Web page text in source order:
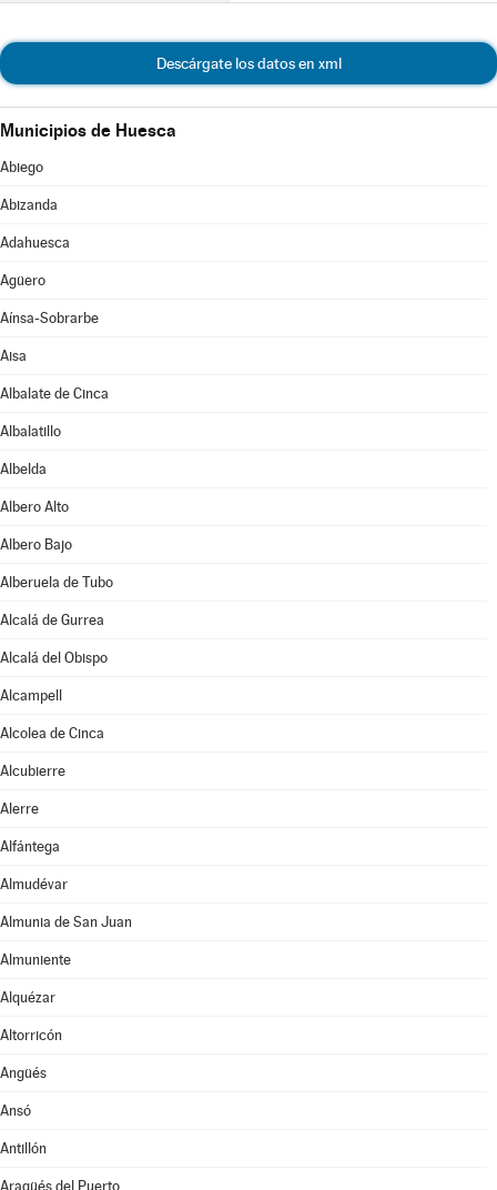
Descárgate los datos en xml
Municipios de Huesca
Abiego
Abizanda
Adahuesca
Agüero
Aínsa-Sobrarbe
Aisa
Albalate de Cinca
Albalatillo
Albelda
Albero Alto
Albero Bajo
Alberuela de Tubo
Alcalá de Gurrea
Alcalá del Obispo
Alcampell
Alcolea de Cinca
Alcubierre
Alerre
Alfántega
Almudévar
Almunia de San Juan
Almuniente
Alquézar
Altorricón
Angüés
Ansó
Antillón
Aragüés del Puerto